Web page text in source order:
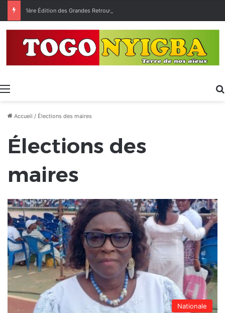
Menu
Accueil / Élections des maires
Élections des
maires
Nationale